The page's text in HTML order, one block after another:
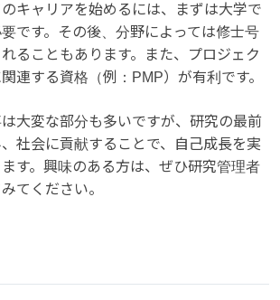
キャリアを始めるには、まずは大学で
です。その後、分野によっては修士号
ることもあります。また、プロジェク
連する資格（例：PMP）が有利です。
大変な部分も多いですが、研究の最前
社会に貢献することで、自己成長を実
す。興味のある方は、ぜひ研究管理者
てください。